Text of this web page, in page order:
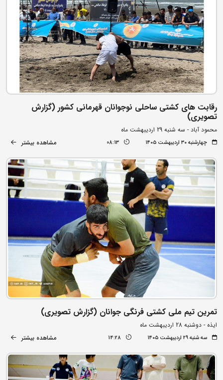
رقابت های کشتی ساحلی نوجوانان قهرمانی کشور (گزارش
تصویری)
محمود آباد - سه شنبه 29 اردیبهشت ماه
چهارشنبه ۳۰ اردیبهشت ۱۴۰۵ 08:13 مشاهده بیشتر
تمرین تیم ملی کشتی فرنگی جوانان (گزارش تصویری)
ایذه - دوشنبه 28 اردیبهشت ماه
سه شنبه ۲۹ اردیبهشت ۱۴۰۵ 14:28 مشاهده بیشتر